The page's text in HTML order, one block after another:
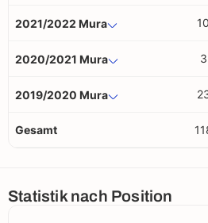
2021/2022 Mura
2020/2021 Mura 3
2019/2020 Mura
Gesamt
Statistik nach Position